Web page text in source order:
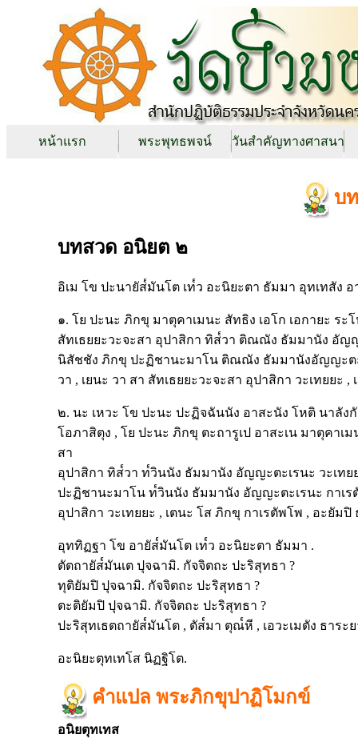
หน้าแรก พระพุทธพจน์ วันสำคัญทางศาสนา
บ
บทสวด อนิยต ๒
อิเม โข ปะนายัส๎มันโต เท๎ว อะนิยะตา ธัมมา อุทเทสัง
๑. โย ปะนะ ภิกขุ มาตุคาเมนะ สัทธิง เอโก เอกายะ ร
สัทเธยยะวะจะสา อุปาสิกา ทิส๎วา ติณณัง ธัมมานัง อัญญ
นิสัชชัง ภิกขุ ปะฏิชานะมาโน ติณณัง ธัมมานังอัญญะตะ
วา , เยนะ วา สา สัทเธยยะวะจะสา อุปาสิกา วะเทยยะ
๒. นะ เหวะ โข ปะนะ ปะฏิจฉันนัง อาสะนัง โหติ นาลั
โอภาสิตุง , โย ปะนะ ภิกขุ ตะถารูเป อาสะเน มาตุคาเ
สา
อุปาสิกา ทิส๎วา ท๎วินนัง ธัมมานัง อัญญะตะเรนะ วะเทย
ปะฏิชานะมาโน ท๎วินนัง ธัมมานัง อัญญะตะเรนะ กาเรตั
อุปาสิกา วะเทยยะ , เตนะ โส ภิกขุ กาเรตัพโพ , อะยัม
อุททิฏฐา โข อายัส๎มันโต เท๎ว อะนิยะตา ธัมมา .
ตัตถายัส๎มันเต ปุจฉามิ. กัจจิตถะ ปะริสุทธา ?
ทุติยัมปิ ปุจฉามิ. กัจจิตถะ ปะริสุทธา ?
ตะติยัมปิ ปุจฉามิ. กัจจิตถะ ปะริสุทธา ?
ปะริสุทเธตถายัส๎มันโต , ตัส๎มา ตุณ๎หี , เอวะเมตัง ธาระ
อะนิยะตุทเทโส นิฏฐิโต.
คำแปล พระภิกขุปาฏิโมกข์
อนิยตุทเทส